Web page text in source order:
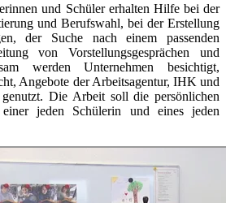
und Schüler erhalten Hilfe bei der
und Berufswahl, bei der Erstellung
der Suche nach einem passenden
von Vorstellungsgesprächen und
werden Unternehmen besichtigt,
Angebote der Arbeitsagentur, IHK und
Die Arbeit soll die persönlichen
jeden Schülerin und eines jeden